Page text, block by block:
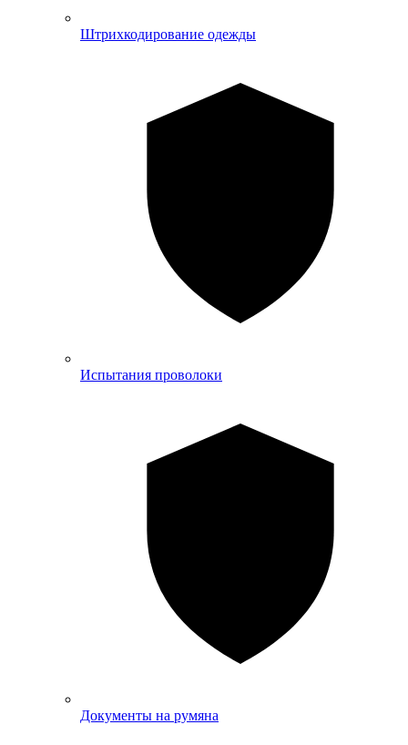
Штрихкодирование одежды
Испытания проволоки
Документы на румяна